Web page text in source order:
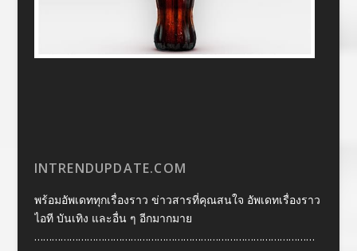
INTRENDUPDATE.COM
พร้อมอัพเดททุกเรื่องราว ข่าวสารที่คุณสนใจ อัพเดทเรื่องราว
ไอที บันเทิง และอื่น ๆ อีกมากมาย
……………………………………………………………………………………